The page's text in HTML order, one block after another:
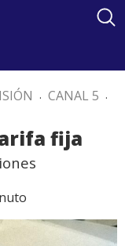
. CANAL 5 .
fija